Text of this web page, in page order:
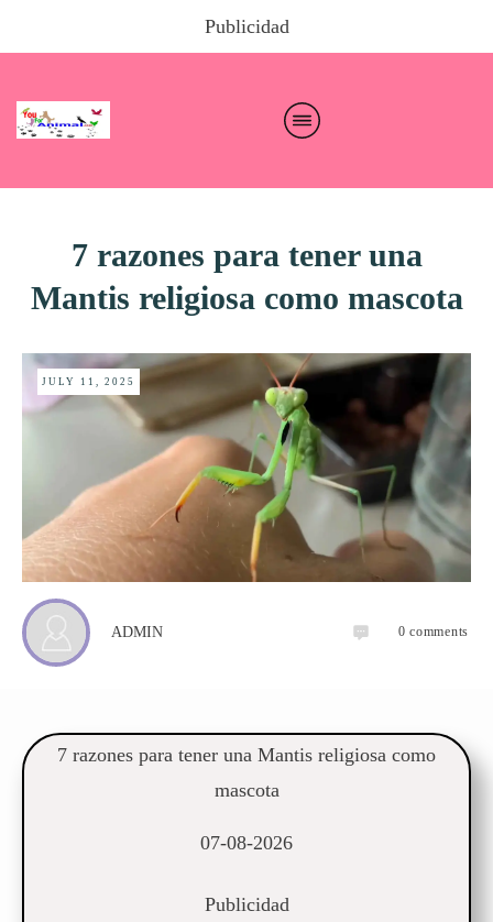
Publicidad
7 razones para tener una
Mantis religiosa como mascota
JULY 11, 2025
ADMIN 0 comments
7 razones para tener una Mantis religiosa como
mascota
07-08-2026
Publicidad